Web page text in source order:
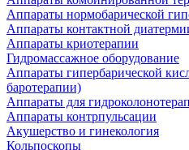
Аппараты нормобарической
Аппараты контактной
Аппараты криотерапии
Гидромассажное оборудование
Аппараты гипербарической
баротерапии)
Аппараты для
Аппараты контрпульсации
Акушерство и гинекология
Кольпоскопы